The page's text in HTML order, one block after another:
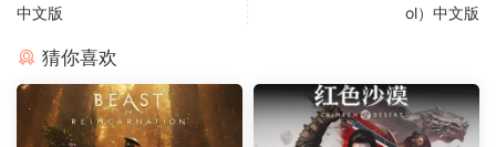
中文版
ol）中文版
猜你喜欢